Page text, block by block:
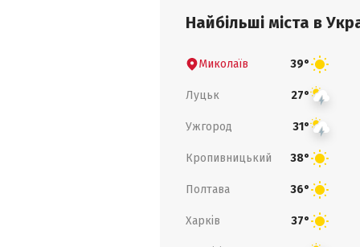
Найбільші міста в
Миколаїв 39°
Луцьк 27°
Ужгород 31°
Кропивницький 38°
Полтава 36°
Харків 37°